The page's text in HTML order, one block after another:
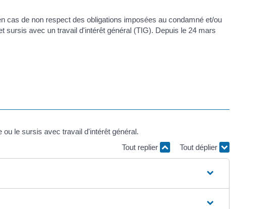
cas de non respect des obligations imposées au condamné et/ou
avec un travail d'intérêt général (TIG). Depuis le 24 mars
le sursis avec travail d'intérêt général.
Tout replier
Tout déplier